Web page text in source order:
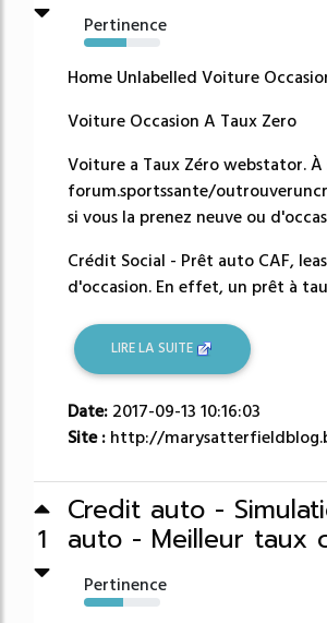
Pertinence
55%
Home Unlabelled Voiture
Voiture Occasion A Taux Zero
Voiture a Taux Zéro webstator. À
forum.sportssante/
si vous la prenez neuve ou
Crédit Social - Prêt auto CAF,
d'occasion. En effet, un prêt à
LIRE LA SUITE
Date: 2017-09-13 10:16:03
Site : http://
1
Credit auto -
auto - Meilleur taux
Pertinence
51%